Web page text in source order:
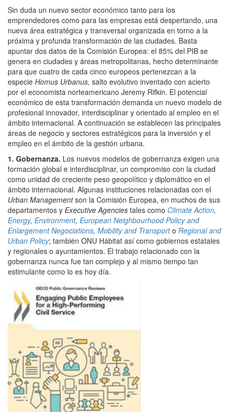
Sin duda un nuevo sector económico tanto para los
emprendedores como para las empresas está despertando, una
nueva área estratégica y transversal organizada en torno a la
próxima y profunda transformación de las ciudades. Basta
apuntar dos datos de la Comisión Europea: el 85% del PIB se
genera en ciudades y áreas metropolitanas, hecho determinante
para que cuatro de cada cinco europeos pertenezcan a la
especie Homus Urbanus, salto evolutivo inventado con acierto
por el economista norteamericano Jeremy Rifkin. El potencial
económico de esta transformación demanda un nuevo modelo de
profesional innovador, interdisciplinar y orientado al empleo en el
ámbito internacional. A continuación se establecen las principales
áreas de negocio y sectores estratégicos para la inversión y el
empleo en el ámbito de la gestión urbana.
1. Gobernanza. Los nuevos modelos de gobernanza exigen una
formación global e interdisciplinar, un compromiso con la ciudad
como unidad de creciente peso geopolítico y diplomático en el
ámbito internacional. Algunas instituciones relacionadas con el
Urban Managementson la Comisión Europea, en muchos de sus
departamentos y Executive Agencies tales como Climate Action,
Energy, Environment, European Neighbourhood Policy and
Enlargement Negociations, Mobility and Transporto Regional and
Urban Policy; también ONU Hábitat así como gobiernos estatales
y regionales o ayuntamientos. El trabajo relacionado con la
gobernanza nunca fue tan complejo y al mismo tiempo tan
estimulante como lo es hoy día.